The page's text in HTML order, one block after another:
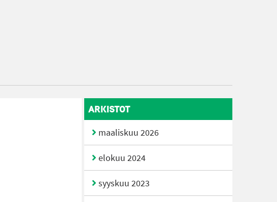
ARKISTOT
maaliskuu 2026
elokuu 2024
syyskuu 2023